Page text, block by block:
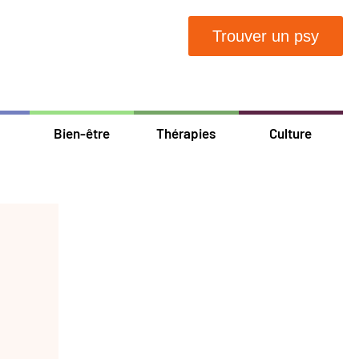
Trouver un psy
Bien-être Thérapies Culture